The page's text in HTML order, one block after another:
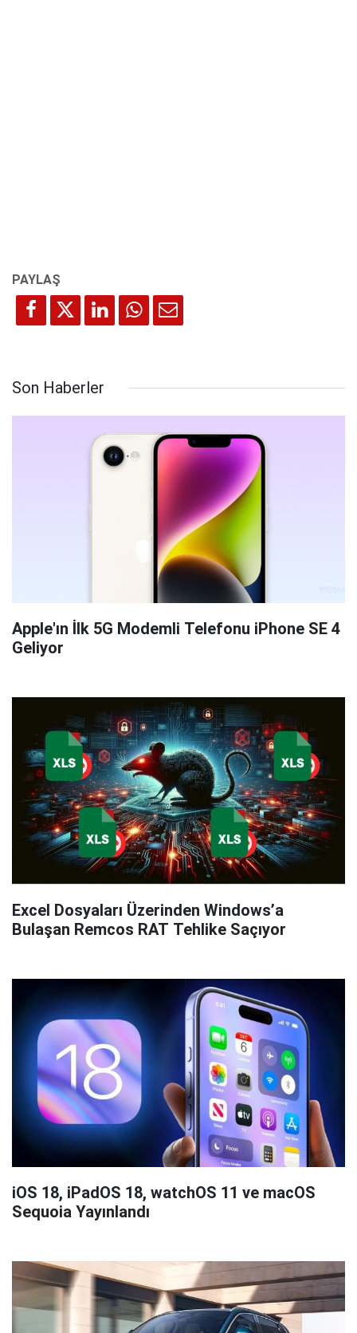
Son Haberler
Apple'ın İlk 5G Modemli Telefonu iPhone SE 4
Geliyor
Excel Dosyaları Üzerinden Windows’a
Bulaşan Remcos RAT Tehlike Saçıyor
iOS 18, iPadOS 18, watchOS 11 ve macOS
Sequoia Yayınlandı